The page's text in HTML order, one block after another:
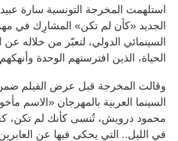
استلهمت المخرجة التونسية سارة
الجديد «كأن لم تكن» المشارِك في
السينمائي الدولي، لتعبّر من خلاله
الحياة، الذين افترستهم الوحدة
وقالت المخرجة قبل عرض الفيلم
السينما العربية بالمهرجان «الاسم
محمود درويش، تُنسى كأنك لم تكن،
في الليل.. التي يحكى فيها عن